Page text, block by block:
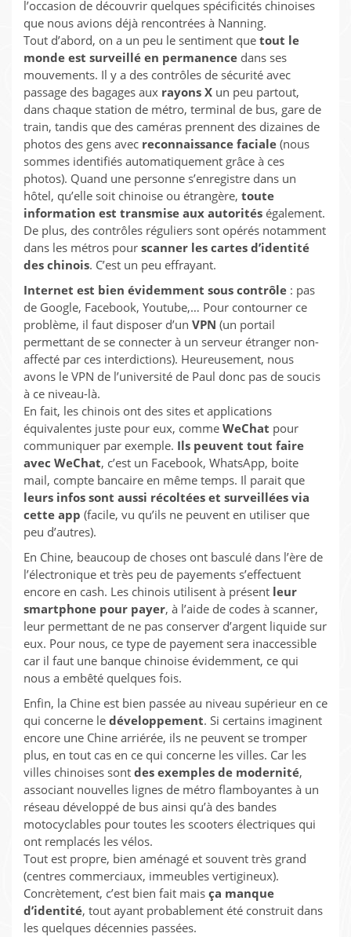
l’occasion de découvrir quelques spécificités chinoises
que nous avions déjà rencontrées à Nanning.
Tout d’abord, on a un peu le sentiment que tout le
monde est surveillé en permanence dans ses
mouvements. Il y a des contrôles de sécurité avec
passage des bagages aux rayons X un peu partout,
dans chaque station de métro, terminal de bus, gare de
train, tandis que des caméras prennent des dizaines de
photos des gens avec reconnaissance faciale (nous
sommes identifiés automatiquement grâce à ces
photos). Quand une personne s’enregistre dans un
hôtel, qu’elle soit chinoise ou étrangère, toute
information est transmise aux autorités également.
De plus, des contrôles réguliers sont opérés notamment
dans les métros pour scanner les cartes d’identité
des chinois. C’est un peu effrayant.
Internet est bien évidemment sous contrôle : pas
de Google, Facebook, Youtube,… Pour contourner ce
problème, il faut disposer d’un VPN (un portail
permettant de se connecter à un serveur étranger non-
affecté par ces interdictions). Heureusement, nous
avons le VPN de l’université de Paul donc pas de soucis
à ce niveau-là.
En fait, les chinois ont des sites et applications
équivalentes juste pour eux, comme WeChat pour
communiquer par exemple. Ils peuvent tout faire
avec WeChat, c’est un Facebook, WhatsApp, boite
mail, compte bancaire en même temps. Il parait que
leurs infos sont aussi récoltées et surveillées via
cette app (facile, vu qu’ils ne peuvent en utiliser que
peu d’autres).
En Chine, beaucoup de choses ont basculé dans l’ère de
l’électronique et très peu de payements s’effectuent
encore en cash. Les chinois utilisent à présent leur
smartphone pour payer, à l’aide de codes à scanner,
leur permettant de ne pas conserver d’argent liquide sur
eux. Pour nous, ce type de payement sera inaccessible
car il faut une banque chinoise évidemment, ce qui
nous a embêté quelques fois.
Enfin, la Chine est bien passée au niveau supérieur en ce
qui concerne le développement. Si certains imaginent
encore une Chine arriérée, ils ne peuvent se tromper
plus, en tout cas en ce qui concerne les villes. Car les
villes chinoises sont des exemples de modernité,
associant nouvelles lignes de métro flamboyantes à un
réseau développé de bus ainsi qu’à des bandes
motocyclables pour toutes les scooters électriques qui
ont remplacés les vélos.
Tout est propre, bien aménagé et souvent très grand
(centres commerciaux, immeubles vertigineux).
Concrètement, c’est bien fait mais ça manque
d’identité, tout ayant probablement été construit dans
les quelques décennies passées.